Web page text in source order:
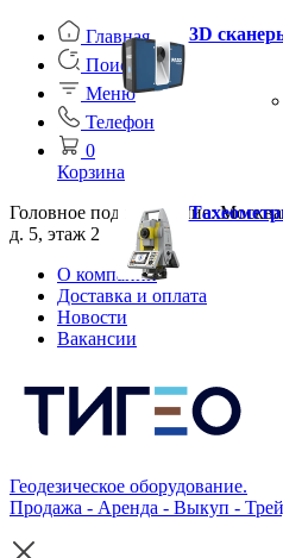
Главная
Поиск
Меню
Телефон
0
Корзина
Головное подразделение:
д. 5, этаж 2
О компании
Доставка и оплата
Новости
Вакансии
Геодезическое оборудование.
Продажа - Аренда - Выкуп -
3D